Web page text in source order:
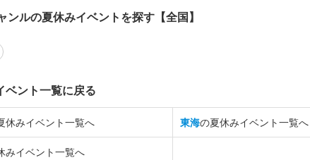
ンルの夏休みイベントを探す【全国】
ベント一覧に戻る
休みイベント一覧へ 東海の夏休みイベント一覧へ
みイベント一覧へ